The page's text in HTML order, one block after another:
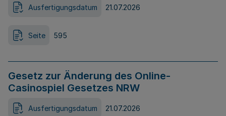
Ausfertigungsdatum 21.07.2026
Seite 595
Gesetz zur Änderung des Online-
Casinospiel Gesetzes NRW
Ausfertigungsdatum 21.07.2026